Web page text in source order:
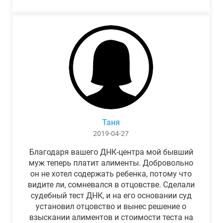
Таня
2019-04-27
Благодаря вашего ДНК-центра мой бывший
муж теперь платит алименты. Добровольно
он не хотел содержать ребенка, потому что
видите ли, сомневался в отцовстве. Сделали
судебный тест ДНК, и на его основании суд
установил отцовство и вынес решение о
взыскании алиментов и стоимости теста на